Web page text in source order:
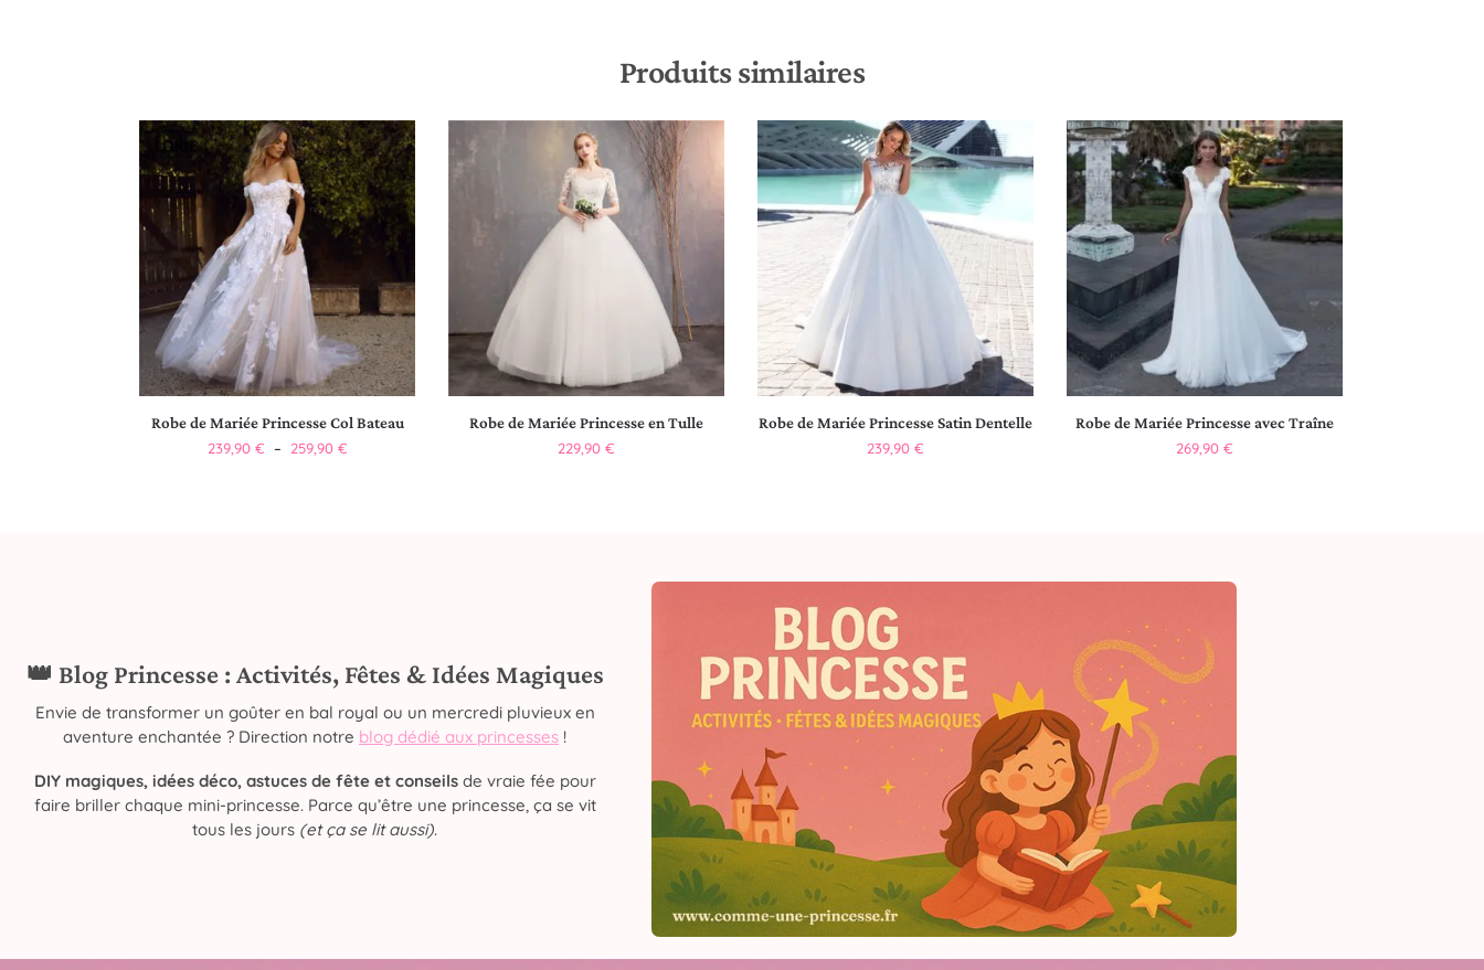
Produits similaires
Robe de Mariée Princesse Col Bateau
239,90 € – 259,90 €
Robe de Mariée Princesse en Tulle
229,90€
Robe de Mariée Princesse Satin Dentelle
239,90€
Robe de Mariée Princesse avec Traîne
269,90€
👑 Blog Princesse : Activités, Fêtes & Idées Magiques
Envie de transformer un goûter en bal royal ou un mercredi pluvieux en
aventure enchantée ? Direction notre blog dédié aux princesses !
DIY magiques, idées déco, astuces de fête et conseilsde vraie fée pour
faire briller chaque mini-princesse. Parce qu’être une princesse, ça se vit
tous les jours (et ça se lit aussi).